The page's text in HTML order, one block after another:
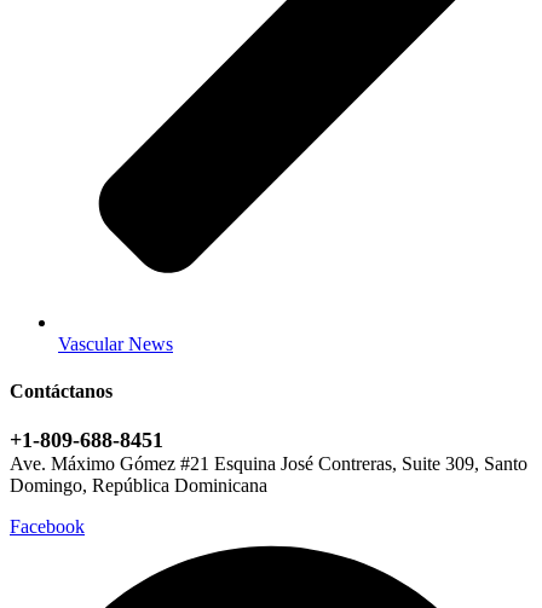
Vascular News
Contáctanos
+1-809-688-8451
Ave. Máximo Gómez #21 Esquina José Contreras, Suite 309, Santo
Domingo, República Dominicana
Facebook